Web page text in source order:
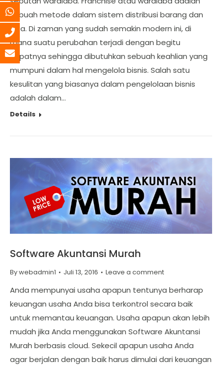
sebuah metode dalam sistem distribusi barang dan
jasa. Di zaman yang sudah semakin modern ini, di
mana suatu perubahan terjadi dengan begitu
cepatnya sehingga dibutuhkan sebuah keahlian yang
mumpuni dalam hal mengelola bisnis. Salah satu
kesulitan yang biasanya dalam pengelolaan bisnis
adalah dalam…
Details
Software Akuntansi Murah
Bywebadmin1 Juli 13, 2016 Leave a comment
Anda mempunyai usaha apapun tentunya berharap
keuangan usaha Anda bisa terkontrol secara baik
untuk memantau keuangan. Usaha apapun akan lebih
mudah jika Anda menggunakan Software Akuntansi
Murah berbasis cloud. Sekecil apapun usaha Anda
agar berjalan dengan baik harus dimulai dari keuangan